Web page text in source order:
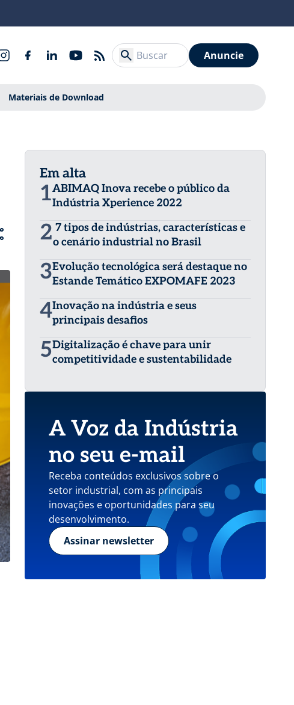
Anuncie
Materiais de Download
Em alta
1ABIMAQ Inova recebe o público da
Indústria Xperience 2022
2 7 tipos de indústrias, características e
o cenário industrial no Brasil
3Evolução tecnológica será destaque no
Estande Temático EXPOMAFE 2023
4Inovação na indústria e seus
principais desafios
5Digitalização é chave para unir
competitividade e sustentabilidade
A Voz da Indústria
no seu e-mail
Receba conteúdos exclusivos sobre o
setor industrial, com as principais
inovações e oportunidades para seu
desenvolvimento.
Assinar newsletter